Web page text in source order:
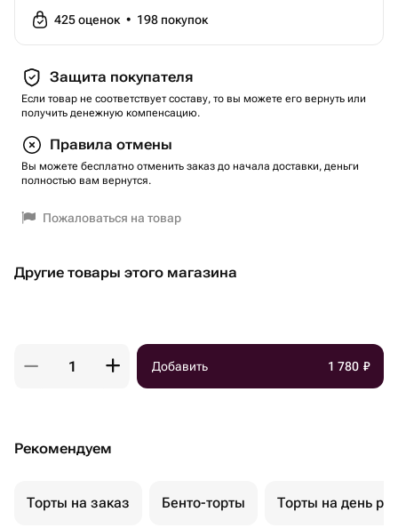
425оценок • 198 покупок
Защита покупателя
Если товар не соответствует составу, то вы можете его вернуть или
получить денежную компенсацию.
Правила отмены
Вы можете бесплатно отменить заказ до начала доставки, деньги
полностью вам вернутся.
Пожаловаться на товар
Другие товары этого магазина
Добавить 1 780 ₽
Рекомендуем
Торты на заказ Бенто-торты Торты на день